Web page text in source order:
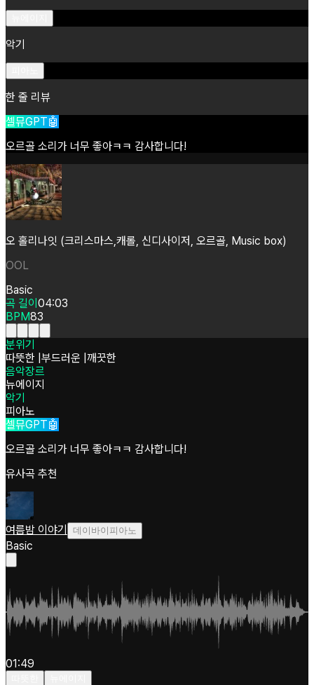
악기
한 줄 리뷰
셀뮤GPT🤖
오르골 소리가 너무 좋아ㅋㅋ 감사합니다!
오 홀리나잇 (크리스마스,캐롤, 신디사이저, 오르골, Music box)
OOL
Basic
곡 길이 04:03
BPM83
분위기
따뜻한 부드러운 깨끗한
음악장르
뉴에이지
악기
피아노
셀뮤GPT🤖
오르골 소리가 너무 좋아ㅋㅋ 감사합니다!
유사곡 추천
여름밤 이야기 데이바이피아노
Basic
01:49